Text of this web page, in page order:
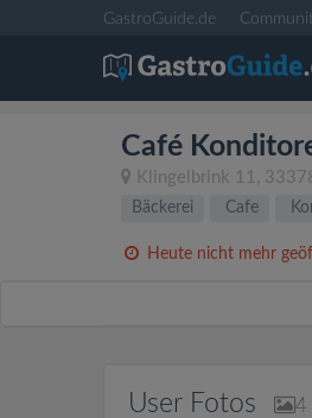
GastroGuide.de
Café
Klingelbrink 11 ,
Bäckerei
Cafe
Heute nicht mehr
User Fotos 4